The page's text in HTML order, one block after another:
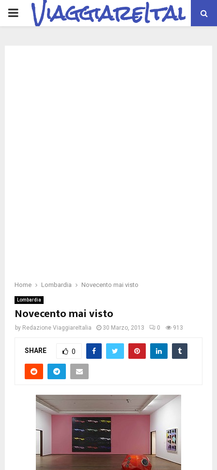
PRIMARYViaggiareItalia
Home Lombardia Novecento mai visto
Lombardia
Novecento mai visto
by Redazione ViaggiareItalia 30 Marzo, 2013 0 913
SHARE 0